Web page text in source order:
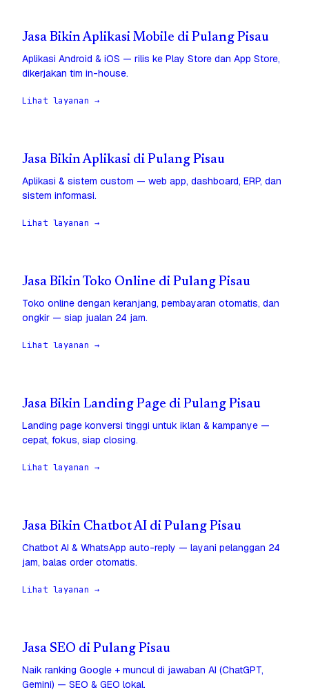
Jasa Bikin Aplikasi Mobile di Pulang Pisau
Aplikasi Android & iOS — rilis ke Play Store dan App Store,
dikerjakan tim in-house.
Lihat layanan →
Jasa Bikin Aplikasi di Pulang Pisau
Aplikasi & sistem custom — web app, dashboard, ERP, dan
sistem informasi.
Lihat layanan →
Jasa Bikin Toko Online di Pulang Pisau
Toko online dengan keranjang, pembayaran otomatis, dan
ongkir — siap jualan 24 jam.
Lihat layanan →
Jasa Bikin Landing Page di Pulang Pisau
Landing page konversi tinggi untuk iklan & kampanye —
cepat, fokus, siap closing.
Lihat layanan →
Jasa Bikin Chatbot AI di Pulang Pisau
Chatbot AI & WhatsApp auto-reply — layani pelanggan 24
jam, balas order otomatis.
Lihat layanan →
Jasa SEO di Pulang Pisau
Naik ranking Google + muncul di jawaban AI (ChatGPT,
Gemini) — SEO & GEO lokal.